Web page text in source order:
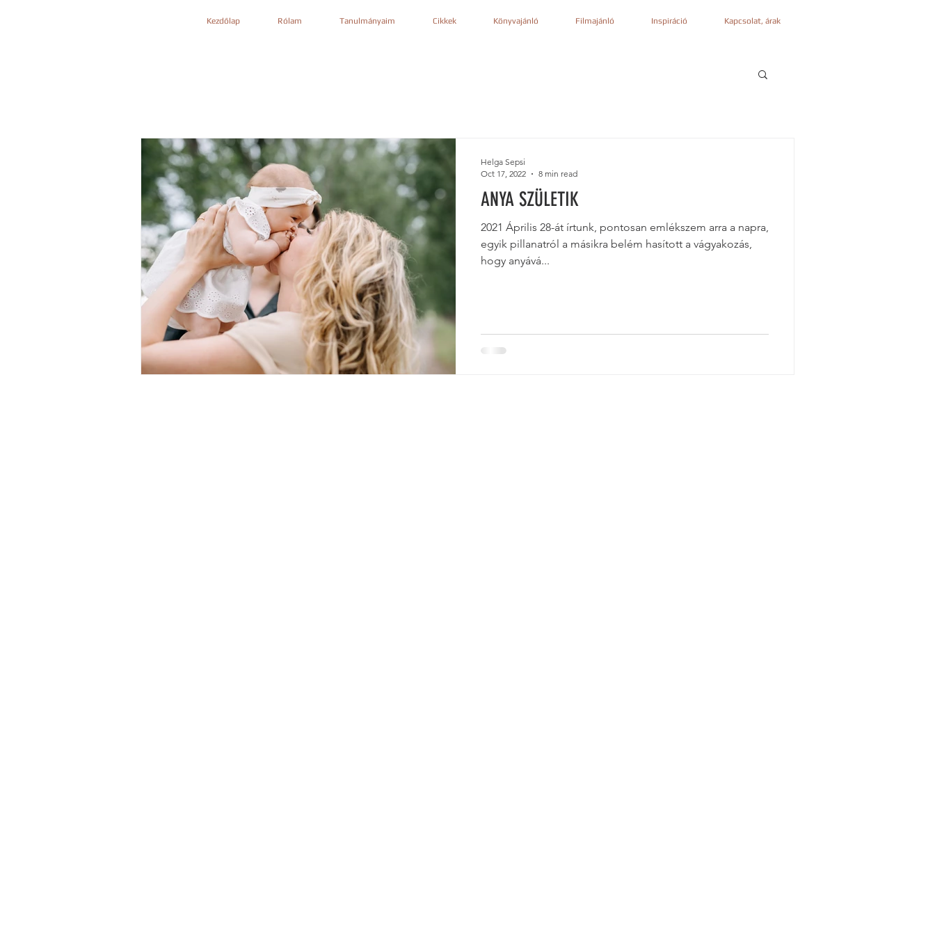
Kezdőlap Rólam Tanulmányaim Cikkek Könyvajánló Filmajánló Inspiráció Kapcsolat, árak
ANYA SZÜLETIK
2021 Április 28-át írtunk, pontosan emlékszem arra a napra,
egyik pillanatról a másikra belém hasított a vágyakozás,
hogy anyává...
Helga Sepsi
Oct 17, 2022
8 min read